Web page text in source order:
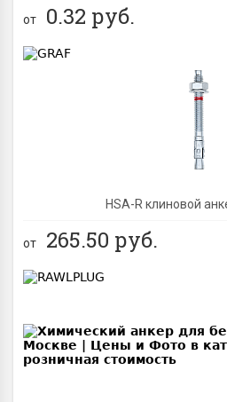
от 0.32 руб.
HSA-R клиновой
от 265.50 руб.